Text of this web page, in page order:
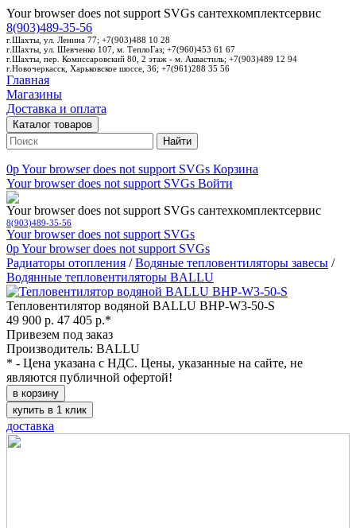
Your browser does not support SVGs сантехкомплектсервис
8(903)489-35-56
г.Шахты, ул. Ленина 77; +7(903)488 10 28
г.Шахты, ул. Шевченко 107, м. ТеплоГаз; +7(960)453 61 67
г.Шахты, пер. Комиссаровский 80, 2 этаж - м. Аквастиль; +7(903)489 12 94
г.Новочеркасск, Харьковское шоссе, 36; +7(961)288 35 56
Главная
Магазины
Доставка и оплата
Каталог товаров
Найти
0pYour browser does not support SVGs Корзина
Your browser does not support SVGs Войти
Your browser does not support SVGs сантехкомплектсервис
8(903)489-35-56
Your browser does not support SVGs
0pYour browser does not support SVGs
Радиаторы отопления /Водяные тепловентиляторы завесы /
Водянные тепловентиляторы BALLU
Тепловентилятор водяной BALLU BHP-W3-50-S
49 900 р. 47 405 р.*
Привезем под заказ
Производитель: BALLU
* - Цена указана с НДС. Цены, указанные на сайте, не
являются публичной офертой!
в корзину
купить в 1 клик
доставка